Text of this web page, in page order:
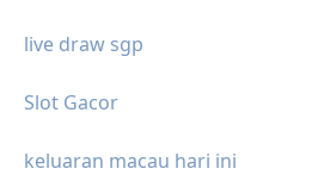
live draw sgp
Slot Gacor
keluaran macau hari ini